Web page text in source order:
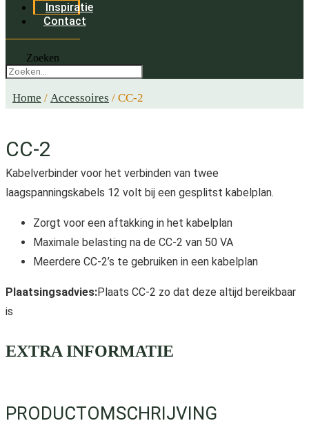
Inspiratie
Contact
Zoeken
Home / Accessoires / CC-2
CC-2
Kabelverbinder voor het verbinden van twee
laagspanningskabels 12 volt bij een gesplitst kabelplan.
Zorgt voor een aftakking in het kabelplan
Maximale belasting na de CC-2 van 50 VA
Meerdere CC-2’s te gebruiken in een kabelplan
Plaatsingsadvies:Plaats CC-2 zo dat deze altijd bereikbaar
is
EXTRA INFORMATIE
PRODUCTOMSCHRIJVING